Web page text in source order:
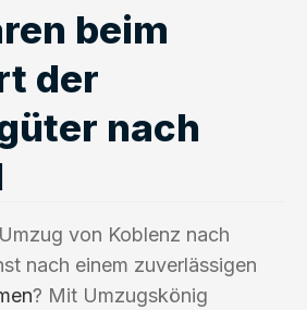
beim
der
nach
von Koblenz nach
nach einem zuverlässigen
? Mit Umzugskönig